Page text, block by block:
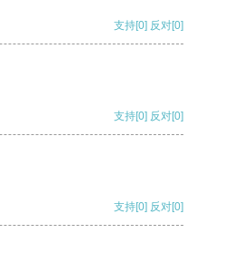
支持[0] 反对[0]
支持[0] 反对[0]
支持[0] 反对[0]